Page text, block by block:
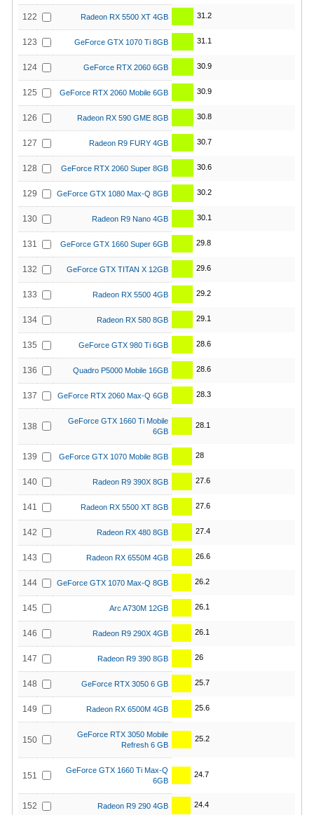
122 Radeon RX 5500 XT 4GB 31.2
123 GeForce GTX 1070 Ti 8GB 31.1
124 GeForce RTX 2060 6GB 30.9
125 GeForce RTX 2060 Mobile 6GB 30.9
126 Radeon RX 590 GME 8GB 30.8
127 Radeon R9 FURY 4GB 30.7
128 GeForce RTX 2060 Super 8GB 30.6
129 GeForce GTX 1080 Max-Q 8GB 30.2
130 Radeon R9 Nano 4GB 30.1
131 GeForce GTX 1660 Super 6GB 29.8
132 GeForce GTX TITAN X 12GB 29.6
133 Radeon RX 5500 4GB 29.2
134 Radeon RX 580 8GB 29.1
135 GeForce GTX 980 Ti 6GB 28.6
136 Quadro P5000 Mobile 16GB 28.6
137 GeForce RTX 2060 Max-Q 6GB 28.3
138
GeForce GTX 1660 Ti Mobile
6GB
28.1
139 GeForce GTX 1070 Mobile 8GB 28
140 Radeon R9 390X 8GB 27.6
141 Radeon RX 5500 XT 8GB 27.6
142 Radeon RX 480 8GB 27.4
143 Radeon RX 6550M 4GB 26.6
144 GeForce GTX 1070 Max-Q 8GB 26.2
145 Arc A730M 12GB 26.1
146 Radeon R9 290X 4GB 26.1
147 Radeon R9 390 8GB 26
148 GeForce RTX 3050 6 GB 25.7
149 Radeon RX 6500M 4GB 25.6
150
GeForce RTX 3050 Mobile
Refresh 6 GB
25.2
151
GeForce GTX 1660 Ti Max-Q
6GB
24.7
152 Radeon R9 290 4GB 24.4